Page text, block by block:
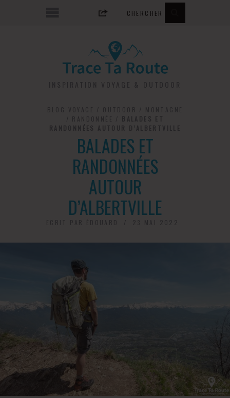
BALADES ET
RANDONNÉES
AUTOUR
D’ALBERTVILLE